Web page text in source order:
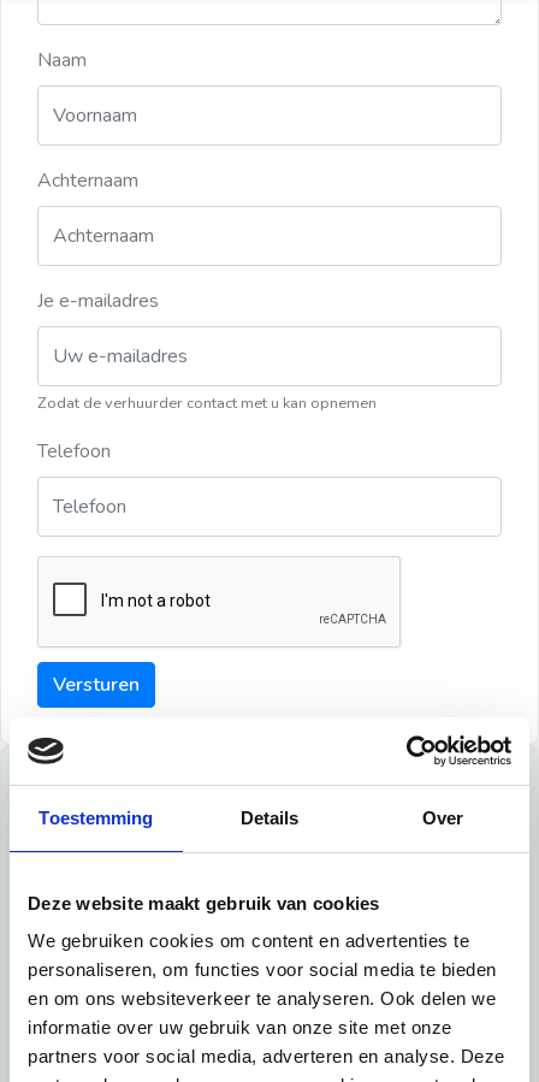
Toestemming Details Over
Deze website maakt gebruik van cookies
We gebruiken cookies om content en advertenties te
personaliseren, om functies voor social media te bieden
en om ons websiteverkeer te analyseren. Ook delen we
informatie over uw gebruik van onze site met onze
partners voor social media, adverteren en analyse. Deze
Naam
Achternaam
Je e-mailadres
Zodat de verhuurder contact met u kan opnemen
Telefoon
Versturen
Tips
Tip 1:
Schrijf een duidelijke introductie en geef de volgende
informatie mee:
Ben je student, werkachtig of werkzoekend